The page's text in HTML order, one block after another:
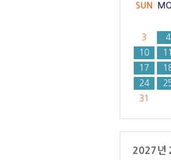
SUN
3
4
10
17
24
31
2027년